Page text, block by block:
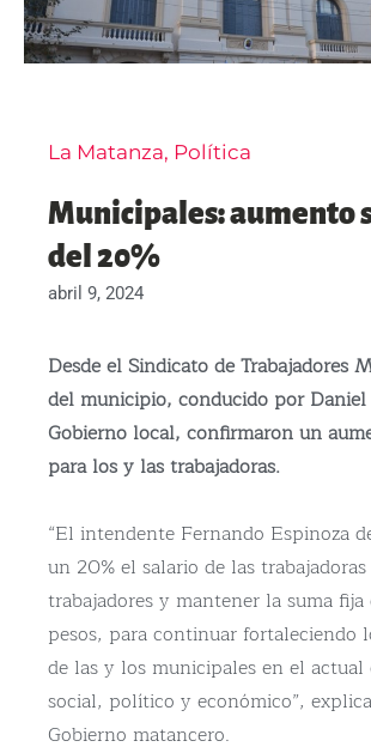
La Matanza, Política
Municipales: aumento
del 20%
abril 9, 2024
Desde el Sindicato de Trabajadores
del municipio, conducido por
Gobierno local, confirmaron un
para los y las trabajadoras.
“El intendente Fernando Espinoza
un 20% el salario de las
trabajadores y mantener la suma
pesos, para continuar fortaleciendo
de las y los municipales en el
social, político y económico”,
Gobierno matancero.